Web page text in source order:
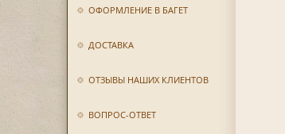
ОФОРМЛЕНИЕ В БАГЕТ
ДОСТАВКА
ОТЗЫВЫ НАШИХ КЛИЕНТОВ
ВОПРОС-ОТВЕТ